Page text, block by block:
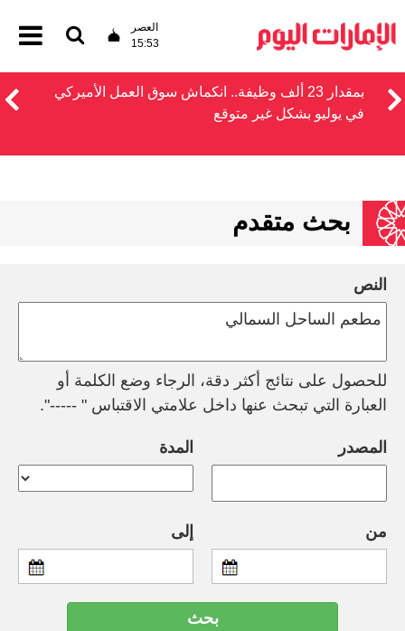
العصر
15:53
بمقدار 23 ألف وظيفة.. انكماش سوق العمل الأميركي
في يوليو بشكل غير متوقع
بحث متقدم
النص
للحصول على نتائج أكثر دقة، الرجاء وضع الكلمة أو
العبارة التي تبحث عنها داخل علامتي الاقتباس " -----".
المصدر المدة
من إلى